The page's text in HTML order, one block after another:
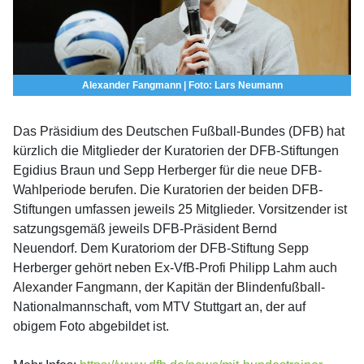
Alexander Fangmann | Foto: Lars Neumann
Das Präsidium des Deutschen Fußball-Bundes (DFB) hat
kürzlich die Mitglieder der Kuratorien der DFB-Stiftungen
Egidius Braun und Sepp Herberger für die neue DFB-
Wahlperiode berufen. Die Kuratorien der beiden DFB-
Stiftungen umfassen jeweils 25 Mitglieder. Vorsitzender ist
satzungsgemäß jeweils DFB-Präsident Bernd
Neuendorf. Dem Kuratoriom der DFB-Stiftung Sepp
Herberger gehört neben Ex-VfB-Profi Philipp Lahm auch
Alexander Fangmann, der Kapitän der Blindenfußball-
Nationalmannschaft, vom MTV Stuttgart an, der auf
obigem Foto abgebildet ist.